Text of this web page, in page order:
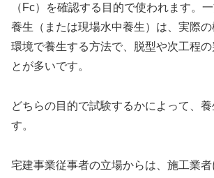
（Fc）を確認する目的で使われます。
養生（または現場水中養生）は、実際
環境で養生する方法で、脱型や次工程
とが多いです。
どちらの目的で試験するかによって、
す。
宅建事業従事者の立場からは、施工業